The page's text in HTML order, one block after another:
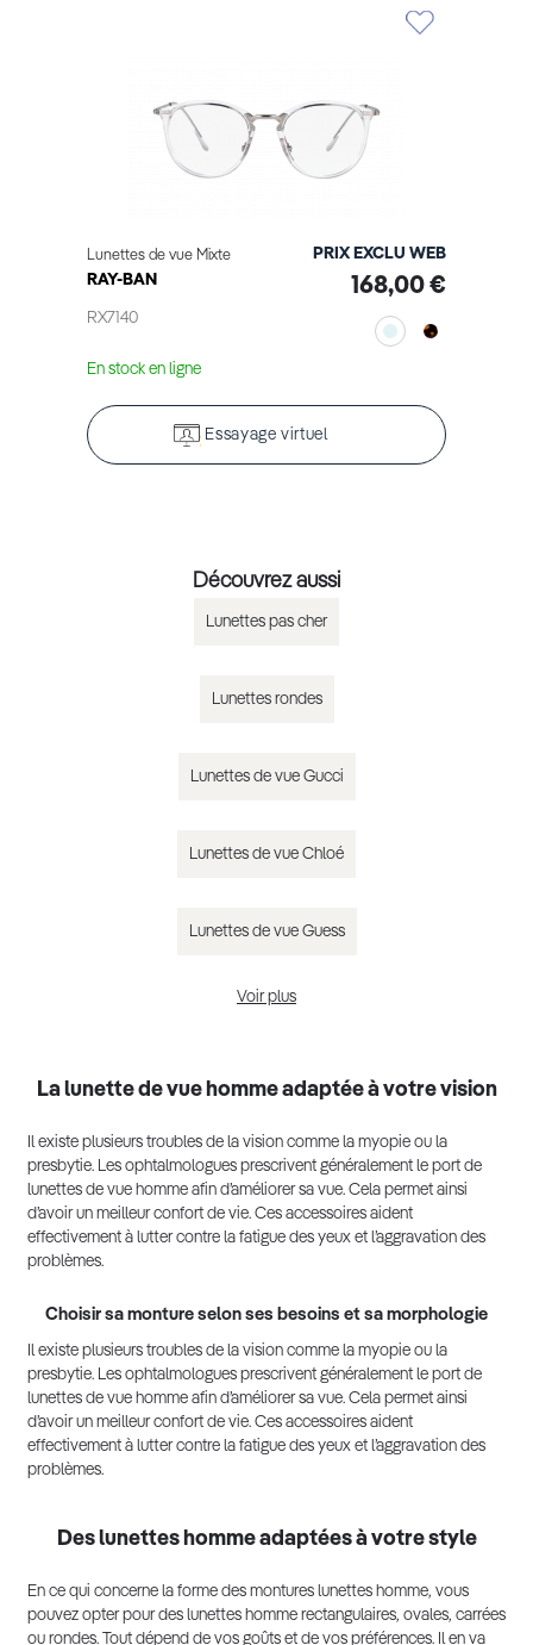
Lunettes de vue Mixte
RAY-BAN
RX7140
PRIX EXCLU WEB
168,00 €
En stock en ligne
Essayage virtuel
Découvrez aussi
Lunettes pas cher
Lunettes rondes
Lunettes de vue Gucci
Lunettes de vue Chloé
Lunettes de vue Guess
Lunettes de vue homme tendance 2025
Voir plus
La lunette de vue homme adaptée à votre vision
Il existe plusieurs troubles de la vision comme la myopie ou la
presbytie. Les ophtalmologues prescrivent généralement le port de
lunettes de vue homme afin d’améliorer sa vue. Cela permet ainsi
d’avoir un meilleur confort de vie. Ces accessoires aident
effectivement à lutter contre la fatigue des yeux et l’aggravation des
problèmes.
Choisir sa monture selon ses besoins et sa morphologie
Il existe plusieurs troubles de la vision comme la myopie ou la
presbytie. Les ophtalmologues prescrivent généralement le port de
lunettes de vue homme afin d’améliorer sa vue. Cela permet ainsi
d’avoir un meilleur confort de vie. Ces accessoires aident
effectivement à lutter contre la fatigue des yeux et l’aggravation des
problèmes.
Des lunettes homme adaptées à votre style
En ce qui concerne la forme des montures lunettes homme, vous
pouvez opter pour des lunettes homme rectangulaires, ovales, carrées
ou rondes. Tout dépend de vos goûts et de vos préférences. Il en va